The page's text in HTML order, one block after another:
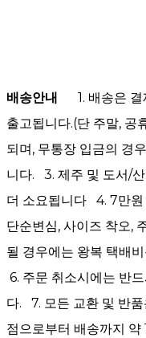
배송안내 1. 배송은
출고됩니다.(단 주말,
되며, 무통장 입금의 경
니다. 3. 제주 및 도서/
더 소요됩니다 4. 7만
단순변심, 사이즈 착오,
될 경우에는 왕복 택배
6. 주문 취소시에는 반
다. 7. 모든 교환 및 반품
점으로부터 배송까지 약